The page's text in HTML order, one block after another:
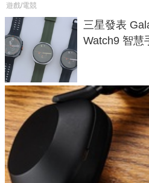
遊戲/電競
三星發表
Watch9 智慧